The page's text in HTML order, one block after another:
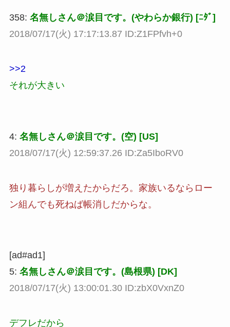
358: 名無しさん＠涙目です。(やわらか銀行) [ﾆﾀﾞ]
2018/07/17(火) 17:17:13.87 ID:Z1FPfvh+0
>>2
それが大きい
4: 名無しさん＠涙目です。(空) [US]
2018/07/17(火) 12:59:37.26 ID:Za5IboRV0
独り暮らしが増えたからだろ。家族いるならロー
ン組んでも死ねば帳消しだからな。
[ad#ad1]
5: 名無しさん＠涙目です。(島根県) [DK]
2018/07/17(火) 13:00:01.30 ID:zbX0VxnZ0
デフレだから